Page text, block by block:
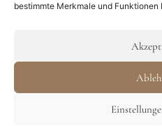
bestimmte Merkmale und